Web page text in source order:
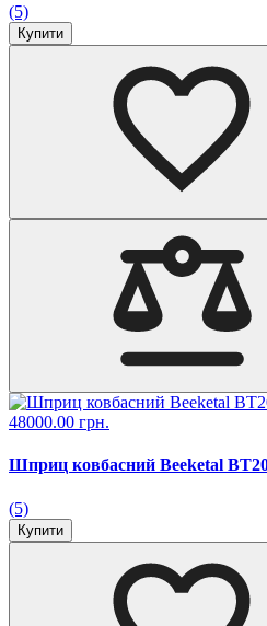
(5)
Купити
48000.00 грн.
Шприц ковбасний Beeketal
(5)
Купити